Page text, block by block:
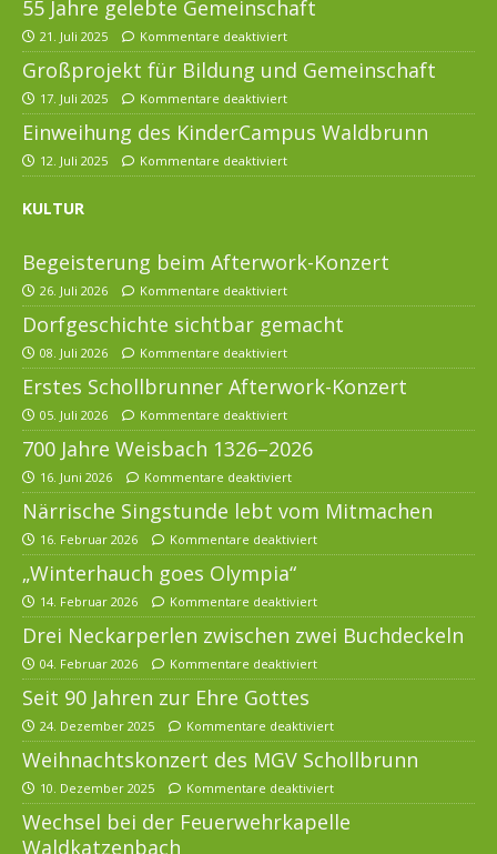
55 Jahre gelebte Gemeinschaft
21. Juli 2025 Kommentare deaktiviert
Großprojekt für Bildung und Gemeinschaft
17. Juli 2025 Kommentare deaktiviert
Einweihung des KinderCampus Waldbrunn
12. Juli 2025 Kommentare deaktiviert
KULTUR
Begeisterung beim Afterwork-Konzert
26. Juli 2026 Kommentare deaktiviert
Dorfgeschichte sichtbar gemacht
08. Juli 2026 Kommentare deaktiviert
Erstes Schollbrunner Afterwork-Konzert
05. Juli 2026 Kommentare deaktiviert
700 Jahre Weisbach 1326–2026
16. Juni 2026 Kommentare deaktiviert
Närrische Singstunde lebt vom Mitmachen
16. Februar 2026 Kommentare deaktiviert
„Winterhauch goes Olympia“
14. Februar 2026 Kommentare deaktiviert
Drei Neckarperlen zwischen zwei Buchdeckeln
04. Februar 2026 Kommentare deaktiviert
Seit 90 Jahren zur Ehre Gottes
24. Dezember 2025 Kommentare deaktiviert
Weihnachtskonzert des MGV Schollbrunn
10. Dezember 2025 Kommentare deaktiviert
Wechsel bei der Feuerwehrkapelle
Waldkatzenbach